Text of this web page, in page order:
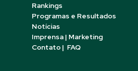
Rankings
Programas e Resultados
Notícias
Imprensa | Marketing
Contato | FAQ